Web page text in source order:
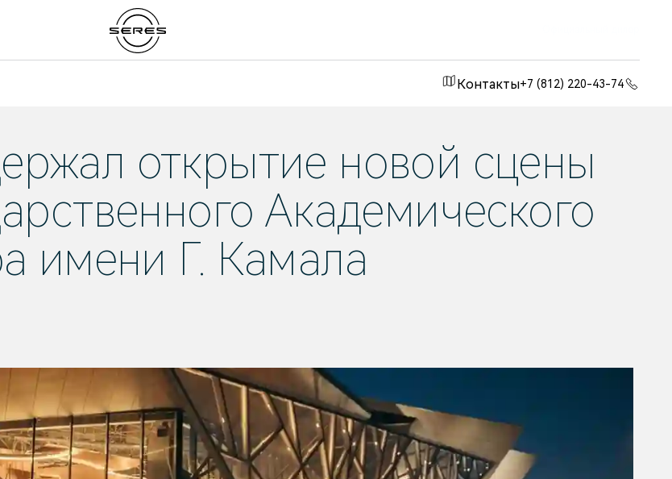
Контакты+7 (812) 220-43-74
открытие новой сцены
Академического
имени Г. Камала